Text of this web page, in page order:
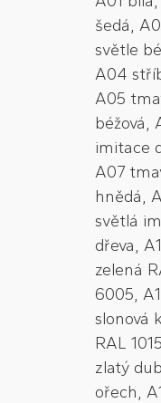
šedá,
světle
A04
A05
béžová,
imitace
A07
hnědá,
světlá
dřeva,
zelená
6005,
slonová
RAL
zlatý
ořech,